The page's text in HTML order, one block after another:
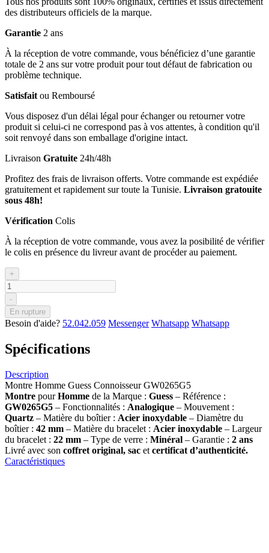
des distributeurs officiels de la marque.
Garantie 2 ans
À la réception de votre commande, vous bénéficiez d’une garantie
totale de 2 ans sur votre produit pour tout défaut de fabrication ou
problème technique.
Satisfait ou Remboursé
Vous disposez d'un délai légal pour échanger ou retourner votre
produit si celui-ci ne correspond pas à vos attentes, à condition qu'il
soit renvoyé dans son emballage d'origine intact.
Livraison Gratuite 24h/48h
Profitez des frais de livraison offerts. Votre commande est expédiée
gratuitement et rapidement sur toute la Tunisie. Livraison gratouite
sous 48h!
Vérification Colis
À la réception de votre commande, vous avez la posibilité de vérifier
le colis en présence du livreur avant de procéder au paiement.
+
-
En rupture
Besoin d'aide? 52.042.059 Messenger Whatsapp Whatsapp
Spécifications
Description
Montre Homme Guess Connoisseur GW0265G5
Montre pourHomme de la Marque : Guess – Référence :
GW0265G5 – Fonctionnalités : Analogique – Mouvement :
Quartz – Matière du boîtier : Acier inoxydable – Diamètre du
boîtier : 42 mm – Matière du bracelet : Acier inoxydable – Largeur
du bracelet : 22 mm – Type de verre : Minéral – Garantie : 2 ans
Livré avec son coffret original, sac et certificat d’authenticité.
Caractéristiques